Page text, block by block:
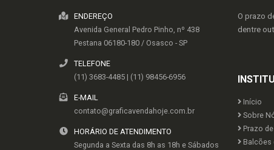
ENDEREÇO
Avenida General Pedro Pinho, nº 438
Pestana 06180-180 / Osasco - SP
TELEFONE
(11) 3683-4485 | (11) 98456-6956
E-MAIL
contato@graficavendahoje.com.br
HORÁRIO DE ATENDIMENTO
Segunda a Sexta das 8h as 18h e Sábados
O prazo
dentre
Início
Sobre
Prazo
Balcões